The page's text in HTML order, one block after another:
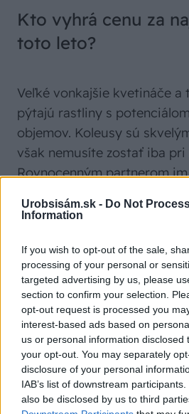
Urobsisám.sk - Do Not
Information
If you wish to opt-out of the sale,
processing of your personal or
targeted advertising by us, please
section to confirm your selection.
opt-out request is processed you
interest-based ads based on
us or personal information disclosed
your opt-out. You may separately
disclosure of your personal
IAB’s list of downstream
also be disclosed by us to third
Kto vyhrá cenu za
toto leto?
Veľké vonkajšie kvetináče a
pýtajú rastliny s
objemov. Koleusy sú
však nemusíte zostať iba pri
Rovnocenným partnerom
,
červeno, dostupné sú už aj
farby. Do spodnej časti
petúniealebo ťahavý
Text: Lucia Gogová
Foto: shutterstock.com
Nech vám žiadna novinka
Odoberajte týždenný prehľad